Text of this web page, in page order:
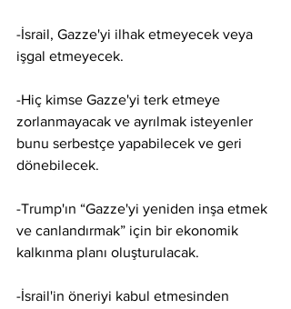
-İsrail, Gazze'yi ilhak etmeyecek veya
işgal etmeyecek.
-Hiç kimse Gazze'yi terk etmeye
zorlanmayacak ve ayrılmak isteyenler
bunu serbestçe yapabilecek ve geri
dönebilecek.
-Trump'ın “Gazze'yi yeniden inşa etmek
ve canlandırmak” için bir ekonomik
kalkınma planı oluşturulacak.
-İsrail'in öneriyi kabul etmesinden